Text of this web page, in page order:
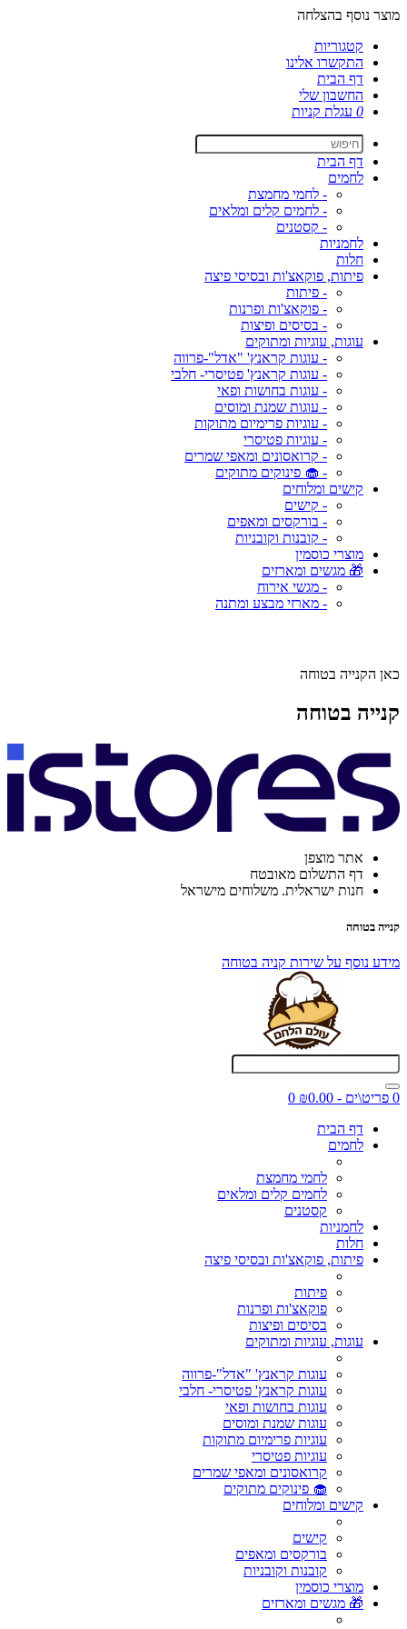
מוצר נוסף בהצלחה
קטגוריות
התקשרו אלינו
דף הבית
החשבון שלי
0 עגלת קניות
דף הבית
לחמים
- לחמי מחמצת
- לחמים קלים ומלאים
- קסטנים
לחמניות
חלות
פיתות, פוקאצ'ות ובסיסי פיצה
- פיתות
- פוקאצ'ות ופרנות
- בסיסים ופיצות
עוגות, עוגיות ומתוקים
- עוגות קראנץ' "אדל"-פרווה
- עוגות קראנץ' פטיסרי- חלבי
- עוגות בחושות ופאי
- עוגות שמנת ומוסים
- עוגיות פרימיום מתוקות
- עוגיות פטיסרי
- קרואסונים ומאפי שמרים
- 🧁 פינוקים מתוקים
קישים ומלוחים
- קישים
- בורקסים ומאפים
- קובנות וקובניות
מוצרי כוסמין
🎁 מגשים ומארזים
- מגשי אירוח
- מארזי מבצע ומתנה
כאן הקנייה בטוחה
קנייה בטוחה
אתר מוצפן
דף התשלום מאובטח
חנות ישראלית. משלוחים מישראל
קנייה בטוחה
מידע נוסף על שירות קניה בטוחה
0 פריט\ים - ₪0.00
0
דף הבית
לחמים
לחמי מחמצת
לחמים קלים ומלאים
קסטנים
לחמניות
חלות
פיתות, פוקאצ'ות ובסיסי פיצה
פיתות
פוקאצ'ות ופרנות
בסיסים ופיצות
עוגות, עוגיות ומתוקים
עוגות קראנץ' "אדל"-פרווה
עוגות קראנץ' פטיסרי- חלבי
עוגות בחושות ופאי
עוגות שמנת ומוסים
עוגיות פרימיום מתוקות
עוגיות פטיסרי
קרואסונים ומאפי שמרים
🧁 פינוקים מתוקים
קישים ומלוחים
קישים
בורקסים ומאפים
קובנות וקובניות
מוצרי כוסמין
🎁 מגשים ומארזים